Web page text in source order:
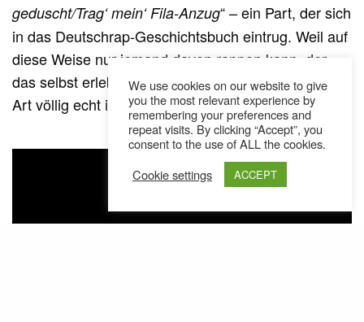
geduscht/Trag‘ mein‘ Fila-Anzug“ – ein Part, der sich
in das Deutschrap-Geschichtsbuch eintrug. Weil auf
diese Weise nur jemand davon rappen kann, der
das selbst erlebt hat. Weil dieser XATAR auf seine
Art völlig echt ist.
We use cookies on our website to give
you the most relevant experience by
remembering your preferences and
repeat visits. By clicking “Accept”, you
consent to the use of ALL the cookies.
Cookie settings
ACCEPT